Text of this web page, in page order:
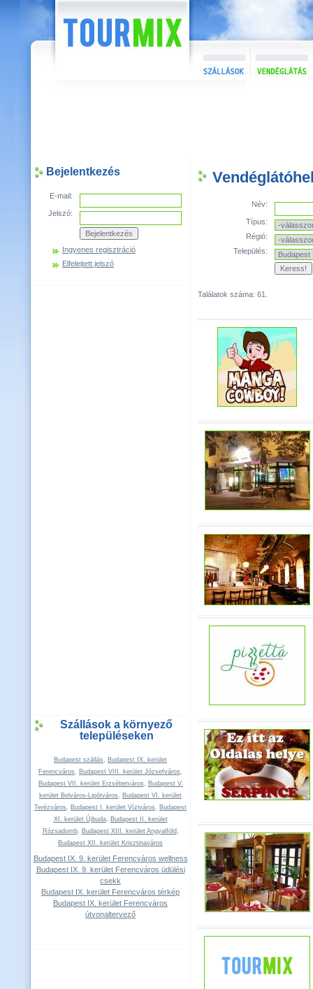
Bejelentkezés
E-mail:
Jelszó:
Ingyenes regisztráció
Elfelejtett jelszó
Szállások a környező
településeken
Budapest szállás, Budapest IX. kerület
Ferencváros, Budapest VIII. kerület Józsefváros,
Budapest VII. kerület Erzsébetváros, Budapest V.
kerület Belváros-Lipótváros, Budapest VI. kerület
Terézváros, Budapest I. kerület Víziváros, Budapest
XI. kerület Újbuda, Budapest II. kerület
Rózsadomb, Budapest XIII. kerület Angyalföld,
Budapest XII. kerület Krisztinaváros
Budapest IX. 9. kerület Ferencváros wellness
Budapest IX. 9. kerület Ferencváros üdülési
csekk
Budapest IX. kerület Ferencváros térkép
Budapest IX. kerület Ferencváros
útvonaltervező
Név:
Típus:
Régió:
Település:
Találatok száma: 61.